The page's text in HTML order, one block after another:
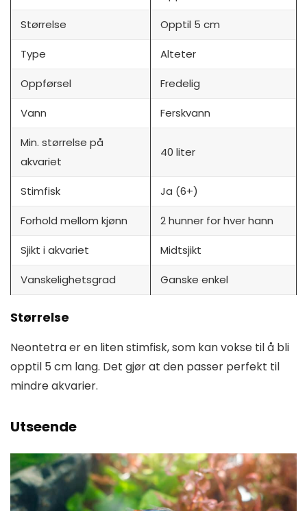
Størrelse Opptil 5 cm
Type Alteter
Oppførsel Fredelig
Vann Ferskvann
Min. størrelse på
akvariet
40 liter
Stimfisk Ja (6+)
Forhold mellom kjønn 2 hunner for hver hann
Sjikt i akvariet Midtsjikt
Vanskelighetsgrad Ganske enkel
Størrelse
Neontetra er en liten stimfisk, som kan vokse til å bli
opptil 5 cm lang. Det gjør at den passer perfekt til
mindre akvarier.
Utseende